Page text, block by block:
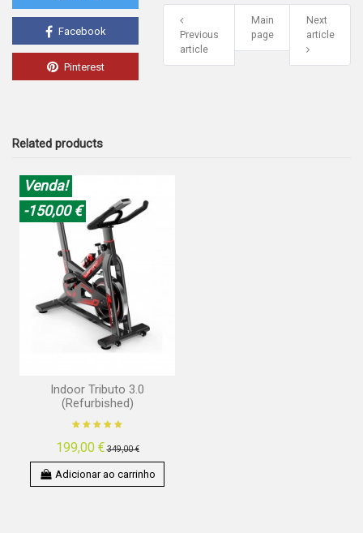
Facebook
Pinterest
Previous
article
Main
page
Next
article
Related products
Venda!
-150,00 €
Indoor Tributo 3.0
(Refurbished)
199,00 € 349,00 €
Adicionar ao carrinho